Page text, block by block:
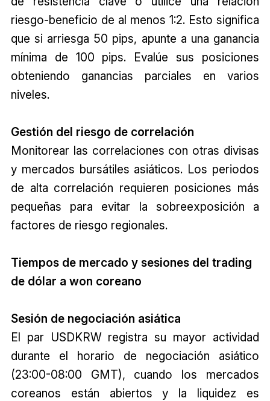
riesgo-beneficio de al menos 1:2. Esto significa
que si arriesga 50 pips, apunte a una ganancia
mínima de 100 pips. Evalúe sus posiciones
obteniendo ganancias parciales en varios
niveles.
Gestión del riesgo de correlación
Monitorear las correlaciones con otras divisas
y mercados bursátiles asiáticos. Los periodos
de alta correlación requieren posiciones más
pequeñas para evitar la sobreexposición a
factores de riesgo regionales.
Tiempos de mercado y sesiones del trading
de dólar a won coreano
Sesión de negociación asiática
El par USDKRW registra su mayor actividad
durante el horario de negociación asiático
(23:00-08:00 GMT), cuando los mercados
coreanos están abiertos y la liquidez es